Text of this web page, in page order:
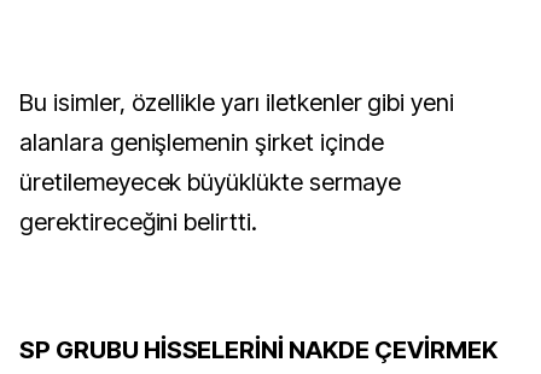
Bu isimler, özellikle yarı iletkenler gibi yeni
alanlara genişlemenin şirket içinde
üretilemeyecek büyüklükte sermaye
gerektireceğini belirtti.
SP GRUBU HİSSELERİNİ NAKDE ÇEVİRMEK